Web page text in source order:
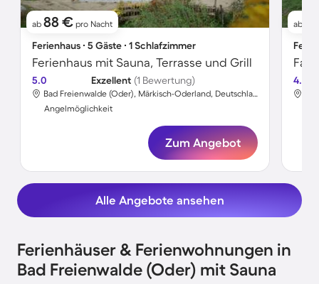
ab 88 € pro Nacht
Ferienhaus ∙ 5 Gäste ∙ 1 Schlafzimmer
Ferienhaus mit Sauna, Terrasse und Grill
5.0 Exzellent (1 Bewertung)
Bad Freienwalde (Oder), Märkisch-Oderland, Deutschland
Angelmöglichkeit
Zum Angebot
ab
4.3
Alle Angebote ansehen
Ferienhäuser & Ferienwohnungen in
Bad Freienwalde (Oder) mit Sauna